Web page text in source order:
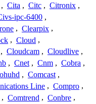
, Cita , Citc , Citronix ,
ipc-6400 ,
, Clearpix ,
, Cloud ,
, Cloudcam , Cloudlive ,
, Cnet , Cnm , Cobra ,
, Comcast ,
Line , Compro ,
, Comtrend , Conbre ,